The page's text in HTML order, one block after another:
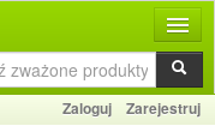
Zaloguj Zarejestruj